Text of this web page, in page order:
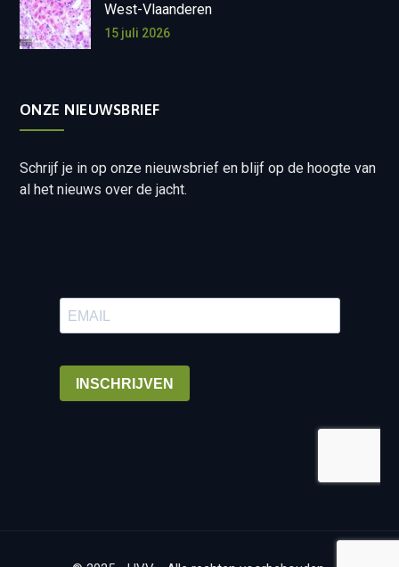
West-Vlaanderen
15 juli 2026
ONZE NIEUWSBRIEF
Schrijf je in op onze nieuwsbrief en blijf op de hoogte van
al het nieuws over de jacht.